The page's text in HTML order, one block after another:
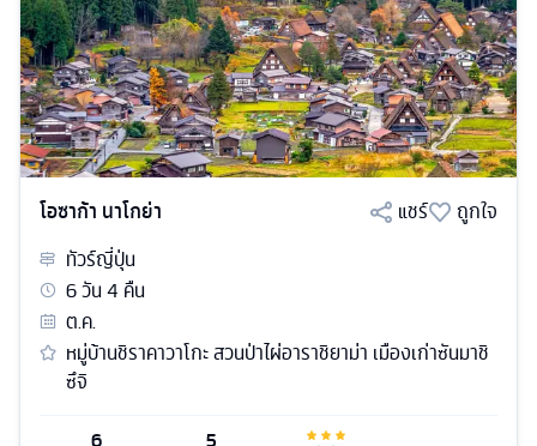
โอซาก้า นาโกย่า แชร์
ถูกใจ
ทัวร์ญี่ปุ่น
6วัน4 คืน
ต.ค.
หมู่บ้านชิราคาวาโกะ สวนป่าไผ่อาราชิยาม่า เมืองเก่าซันมาชิ
ซึจิ